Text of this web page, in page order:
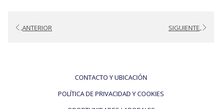
anterior
ANTERIOR SIGUIENTE
CONTACTO Y UBICACIÓN
POLÍTICA DE PRIVACIDAD Y COOKIES